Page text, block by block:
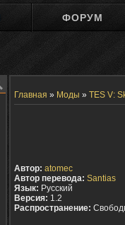
ФОРУМ
Главная » Моды » TES V:
Автор: atomec
Автор перевода: Santias
Язык: Русский
Версия: 1.2
Распространение: